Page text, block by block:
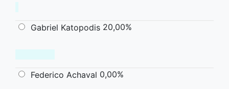
Gabriel Katopodis 20,00%
Federico Achaval 0,00%